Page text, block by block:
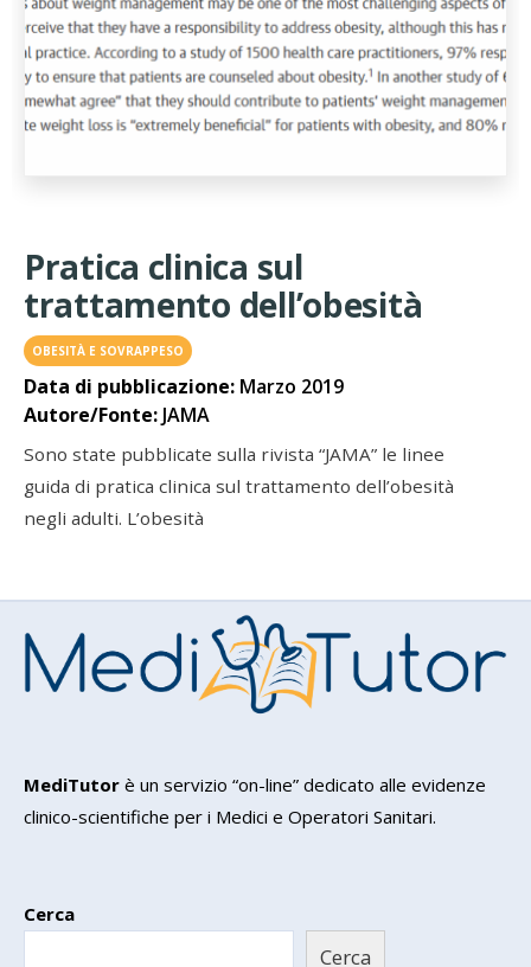
Pratica clinica sul
trattamento dell’obesità
OBESITÀ E SOVRAPPESO
Data di pubblicazione: Marzo 2019
Autore/Fonte: JAMA
Sono state pubblicate sulla rivista “JAMA” le linee
guida di pratica clinica sul trattamento dell’obesità
negli adulti. L’obesità
MediTutor è un servizio “on-line” dedicato alle evidenze
clinico-scientifiche per i Medici e Operatori Sanitari.
Cerca
Cerca